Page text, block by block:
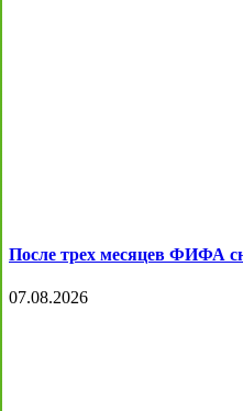
После трех месяцев ФИФА
07.08.2026